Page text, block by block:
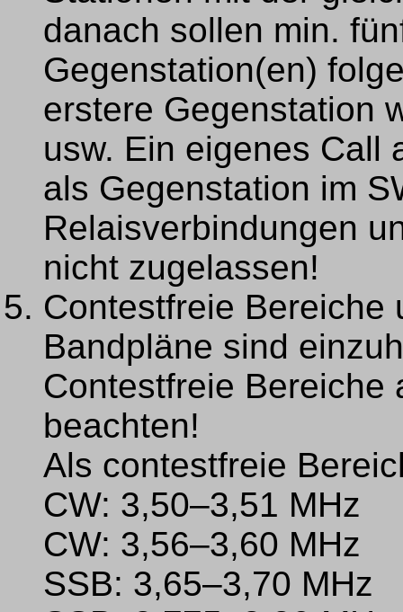
danach sollen min.
Gegenstation(en)
erstere Gegenstation
usw. Ein eigenes Call
als Gegenstation im
Relaisverbindungen
nicht zugelassen!
Contestfreie Bereiche
Bandpläne sind
Contestfreie Bereiche
beachten!
Als contestfreie
CW: 3,50–3,51 MHz
CW: 3,56–3,60 MHz
SSB: 3,65–3,70 MHz